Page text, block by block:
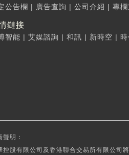
公告欄 | 廣告查詢 | 公司介紹 | 專
鏈接
智能 | 艾媒諮詢 | 和訊 | 新時空 |
聲明：
控股有限公司及香港聯合交易所有限公司